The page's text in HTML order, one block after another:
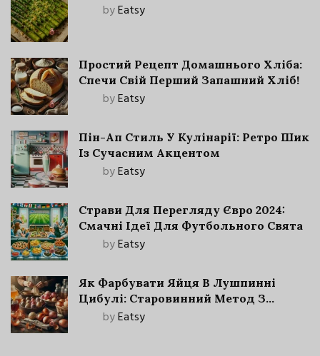
byEatsy
Простий Рецепт Домашнього Хліба:
Спечи Свій Перший Запашний Хліб!
byEatsy
Пін-Ап Стиль У Кулінарії: Ретро Шик
Із Сучасним Акцентом
byEatsy
Страви Для Перегляду Євро 2024:
Смачні Ідеї Для Футбольного Свята
byEatsy
Як Фарбувати Яйця В Лушпинні
Цибулі: Старовинний Метод З
Сучасними Нюансами
byEatsy